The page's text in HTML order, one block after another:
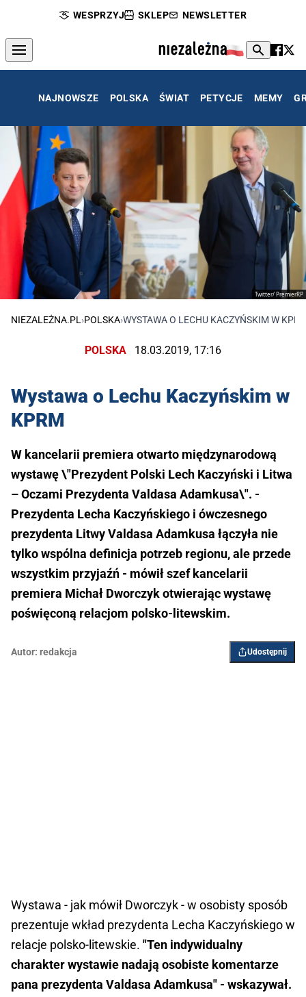
WESPRZYJ SKLEP NEWSLETTER
NAJNOWSZE POLSKA ŚWIAT PETYCJE MEMY
Twitter/ PremierRP
NIEZALEŻNA.PL ›POLSKA›WYSTAWA O LECHU KACZYŃSKIM W
POLSKA 18.03.2019, 17:16
Wystawa o Lechu Kaczyńskim w
KPRM
W kancelarii premiera otwarto międzynarodową
wystawę \"Prezydent Polski Lech Kaczyński i Litwa
– Oczami Prezydenta Valdasa Adamkusa\". -
Prezydenta Lecha Kaczyńskiego i ówczesnego
prezydenta Litwy Valdasa Adamkusa łączyła nie
tylko wspólna definicja potrzeb regionu, ale przede
wszystkim przyjaźń - mówił szef kancelarii
premiera Michał Dworczyk otwierając wystawę
poświęconą relacjom polsko-litewskim.
Autor: redakcja Udostępnij
Wystawa - jak mówił Dworczyk - w osobisty sposób
prezentuje wkład prezydenta Lecha Kaczyńskiego w
relacje polsko-litewskie. "Ten indywidualny
charakter wystawie nadają osobiste komentarze
pana prezydenta Valdasa Adamkusa" - wskazywał.